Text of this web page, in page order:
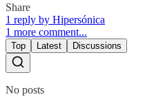
Share
1 reply by Hipersónica
1 more comment...
Top Latest Discussions
No posts